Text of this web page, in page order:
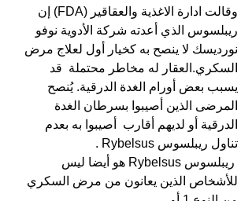
وقالت ادارة الاغذية والعقاقير (FDA) إن
ريبلسوس الذي أعدته شركة الأدوية نوفو
نورديسك لا ينصح به كخيار أول لعلاج مرض
السكري.العقار له مخاطر محتملة  قد
يسبب بعض أورام الغدة الدرقية. يُنصح
المرضى الذين أصيبوا بسرطان الغدة
الدرقية أو لديهم أقارب  أصيبوا به بعدم
تناول ريبلسوس Rybelsus .
ريبلسوس Rybelsus هو أيضا ليس
للأشخاص الذين يعانون من مرض السكري